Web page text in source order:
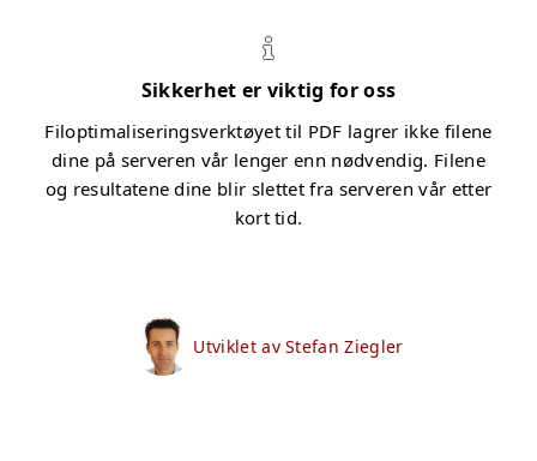
Sikkerhet er viktig for oss
Filoptimaliseringsverktøyet til PDF lagrer ikke filene
dine på serveren vår lenger enn nødvendig. Filene
og resultatene dine blir slettet fra serveren vår etter
kort tid.
Utviklet av Stefan Ziegler